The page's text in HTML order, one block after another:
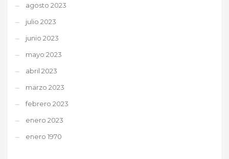
agosto 2023
julio 2023
junio 2023
mayo 2023
abril 2023
marzo 2023
febrero 2023
enero 2023
enero 1970